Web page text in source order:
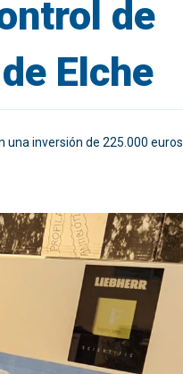
de
Elche
inversión de 225.000 euros.